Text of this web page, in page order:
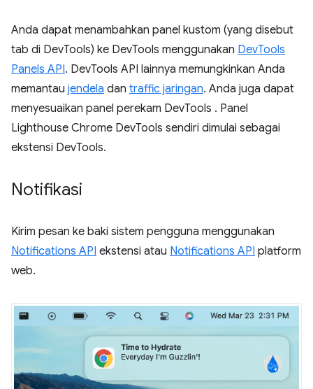
Anda dapat menambahkan panel kustom (yang disebut
tab di DevTools) ke DevTools menggunakan DevTools
Panels API. DevTools API lainnya memungkinkan Anda
memantau jendela dan traffic jaringan. Anda juga dapat
menyesuaikan panel perekam DevTools . Panel
Lighthouse Chrome DevTools sendiri dimulai sebagai
ekstensi DevTools.
Notifikasi
Kirim pesan ke baki sistem pengguna menggunakan
Notifications API ekstensi atau Notifications API platform
web.